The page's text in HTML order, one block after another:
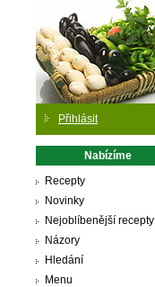
Přihlásit
Nabízíme
Recepty
Novinky
Nejoblíbenější recepty
Názory
Hledání
Menu